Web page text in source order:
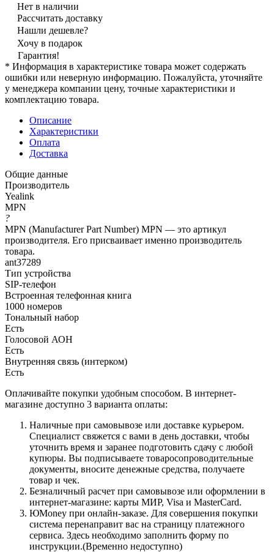
Нет в наличии
Рассчитать доставку
Нашли дешевле?
Хочу в подарок
Гарантия!
* Информация в характеристике товара может содержать
ошибки или неверную информацию. Пожалуйста, уточняйте
у менеджера компании цену, точные характеристики и
комплектацию товара.
Описание
Характеристики
Оплата
Доставка
Общие данные
Производитель
Yealink
MPN
?
MPN (Manufacturer Part Number) MPN — это артикул
производителя. Его присваивает именно производитель
товара.
ant37289
Тип устройства
SIP-телефон
Встроенная телефонная книга
1000 номеров
Тональный набор
Есть
Голосовой АОН
Есть
Внутренняя связь (интерком)
Есть
Оплачивайте покупки удобным способом. В интернет-
магазине доступно 3 варианта оплаты:
Наличные при самовывозе или доставке курьером.
Специалист свяжется с вами в день доставки, чтобы
уточнить время и заранее подготовить сдачу с любой
купюры. Вы подписываете товаросопроводительные
документы, вносите денежные средства, получаете
товар и чек.
Безналичный расчет при самовывозе или оформлении в
интернет-магазине: карты МИР, Visa и MasterCard.
ЮMoney при онлайн-заказе. Для совершения покупки
система перенаправит вас на страницу платежного
сервиса. Здесь необходимо заполнить форму по
инструкции.(Временно недоступно)